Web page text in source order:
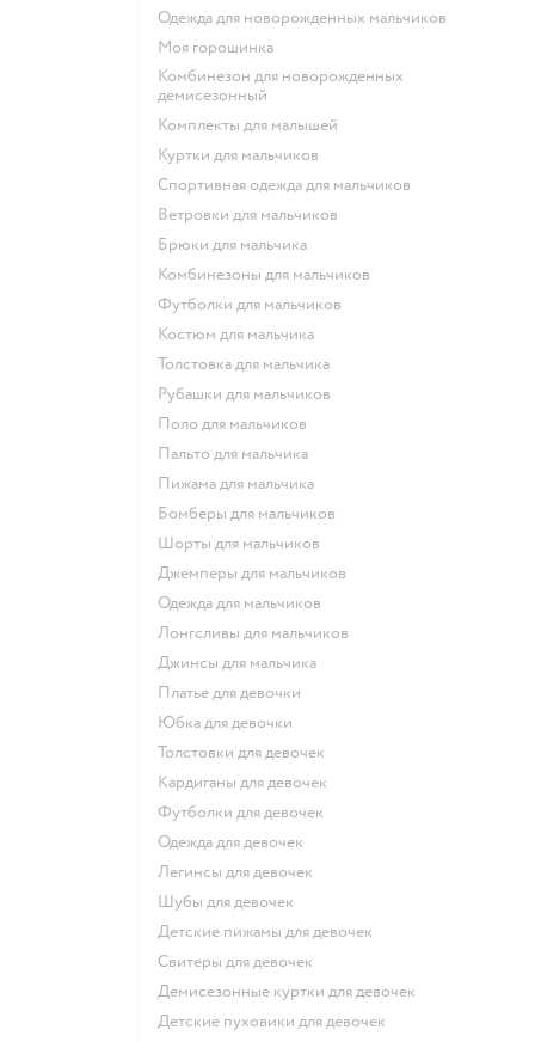
Одежда для новорожденных мальчиков
Моя горошинка
Комбинезон для новорожденных
демисезонный
Комплекты для малышей
Куртки для мальчиков
Спортивная одежда для мальчиков
Ветровки для мальчиков
Брюки для мальчика
Комбинезоны для мальчиков
Футболки для мальчиков
Костюм для мальчика
Толстовка для мальчика
Рубашки для мальчиков
Поло для мальчиков
Пальто для мальчика
Пижама для мальчика
Бомберы для мальчиков
Шорты для мальчиков
Джемперы для мальчиков
Одежда для мальчиков
Лонгсливы для мальчиков
Джинсы для мальчика
Платье для девочки
Юбка для девочки
Толстовки для девочек
Кардиганы для девочек
Футболки для девочек
Одежда для девочек
Легинсы для девочек
Шубы для девочек
Детские пижамы для девочек
Свитеры для девочек
Демисезонные куртки для девочек
Детские пуховики для девочек